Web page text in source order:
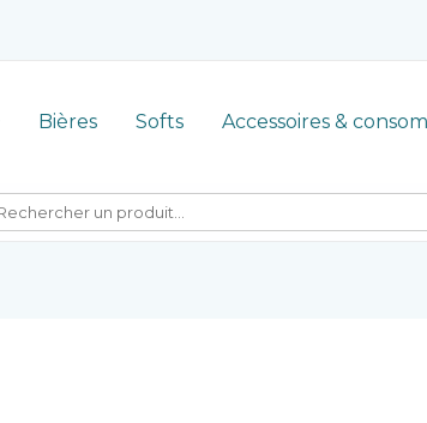
Bières Softs Accessoires &